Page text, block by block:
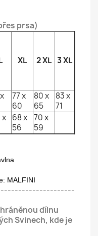
prsa)
XL 2 XL 3 XL
77 x
60
80 x
65
83 x
71
x
68 x
56
70 x
59
MALFINI
dílnu
Svinech, kde je